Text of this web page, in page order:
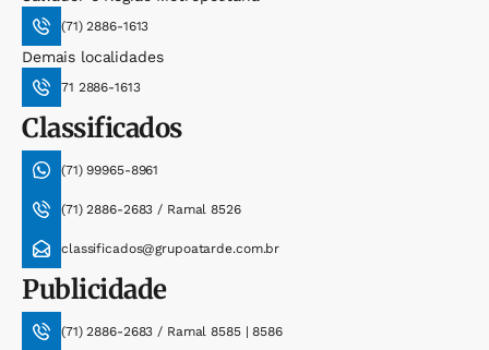
(71) 2886-1613
Demais localidades
71 2886-1613
Classificados
(71) 99965-8961
(71) 2886-2683 / Ramal 8526
classificados@grupoatarde.com.br
Publicidade
(71) 2886-2683 / Ramal 8585 | 8586